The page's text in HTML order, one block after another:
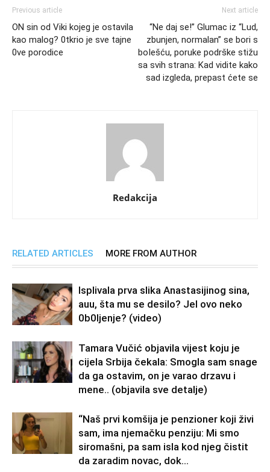
Previous article
ON sin od Viki kojeg je ostavila
kao malog? 0tkrio je sve tajne
0ve porodice
Next article
“Ne daj se!” Glumac iz “Lud,
zbunjen, normalan” se bori s
boIešću, poruke podrške stižu
sa svih strana: Kad vidite kako
sad izgleda, prepast ćete se
Redakcija
RELATED ARTICLES MORE FROM AUTHOR
Isplivala prva slika Anastasijinog sina,
auu, šta mu se desilo? Jel ovo neko
0b0Ijenje? (video)
Tamara Vučić objavila vijest koju je
cijela Srbija čekala: Smogla sam snage
da ga ostavim, on je varao drzavu i
mene.. (objavila sve detalje)
“Naš prvi komšija je penzioner koji živi
sam, ima njemačku penziju: Mi smo
siromašni, pa sam isla kod njeg čistit
da zaradim novac, dok...